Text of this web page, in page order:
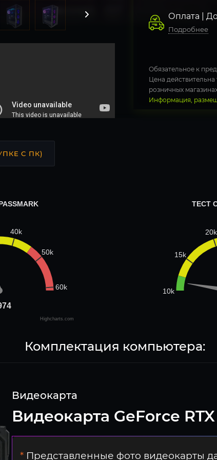
Оплата |
Подробнее
Обязательное к
Цена
розничных
Информация,
С ПК)
40k
50k
60k
Highcharts.com
ТЕСТ
10k
15k
20k
Комплектация компьютера:
Видеокарта
Видеокарта GeForce
* Представленные фото видеокарты